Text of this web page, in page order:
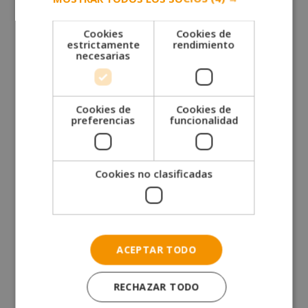
perfeccionarán el texto hasta dotarlo de significado
completo.
Solicita más información
Cookies
estrictamente
necesarias
Cookies de
rendimiento
Cookies de
preferencias
Cookies de
funcionalidad
Cookies no clasificadas
ACEPTAR TODO
RECHAZAR TODO